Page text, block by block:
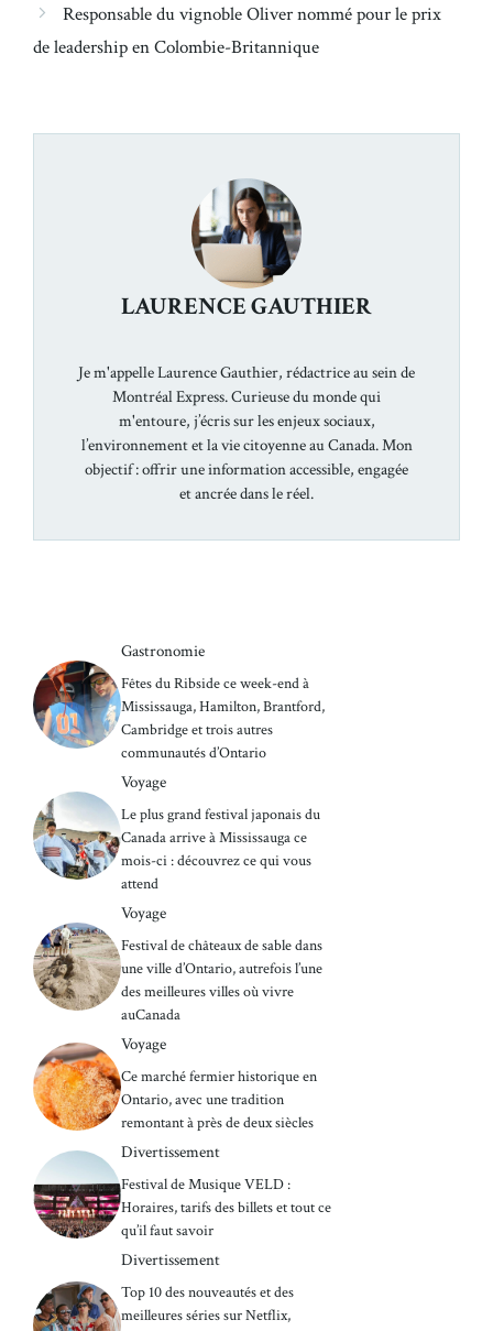
Responsable du vignoble Oliver nommé pour le prix
de leadership en Colombie-Britannique
LAURENCE GAUTHIER
Je m'appelle Laurence Gauthier, rédactrice au sein de
Montréal Express. Curieuse du monde qui
m'entoure, j’écris sur les enjeux sociaux,
l’environnement et la vie citoyenne au Canada. Mon
objectif : offrir une information accessible, engagée
et ancrée dans le réel.
Gastronomie
Fêtes du Ribside ce week-end à
Mississauga, Hamilton, Brantford,
Cambridge et trois autres
communautés d’Ontario
Voyage
Le plus grand festival japonais du
Canada arrive à Mississauga ce
mois-ci : découvrez ce qui vous
attend
Voyage
Festival de châteaux de sable dans
une ville d’Ontario, autrefois l’une
des meilleures villes où vivre
auCanada
Voyage
Ce marché fermier historique en
Ontario, avec une tradition
remontant à près de deux siècles
Divertissement
Festival de Musique VELD :
Horaires, tarifs des billets et tout ce
qu’il faut savoir
Divertissement
Top 10 des nouveautés et des
meilleures séries sur Netflix,